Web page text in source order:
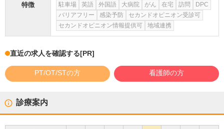
特徴
駐車場
英語 外国語 大病院 がん 在宅 訪問
DPC
バリアフリー
感染予防
セカンドオピニオン受診可
セカンドオピニオン情報提供可
地域連携
直近の求人を確認する[PR]
PT/OT/STの方 看護師の方
診療案内